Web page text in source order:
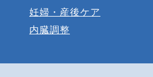
妊婦・産後ケア
内臓調整